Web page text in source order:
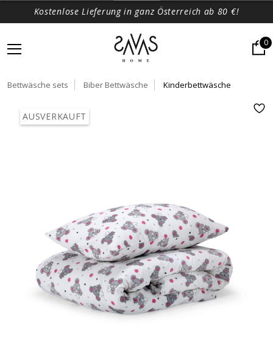
Kostenlose Lieferung in ganz Österreich ab 80 €!
0
Bettwäsche sets Biber Bettwäsche Kinderbettwäsche
AUSVERKAUFT